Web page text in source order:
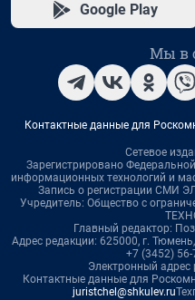
Google Play
Мы в
Контактные данные для
Сетевое
Зарегистрировано
информационных технологий и
Запись о регистрации СМИ
Учредитель: Общество с
Главный редактор:
Адрес редакции: 625000, г.
+7 (3452)
Электронный адрес
Контактные данные для
juristchel@shkulev.ru